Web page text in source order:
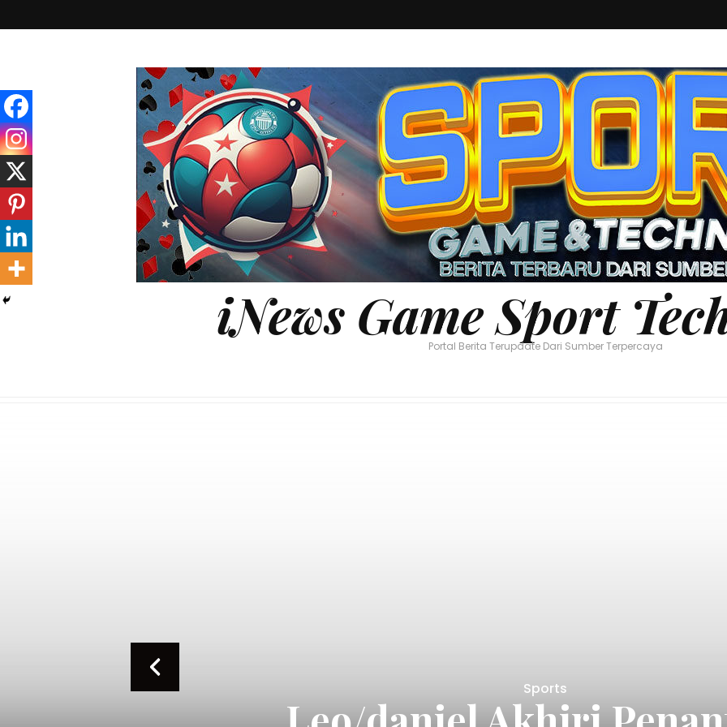
iNews Game Sport
Portal Berita Terupdate Dari Sumber Terpercaya
Sports